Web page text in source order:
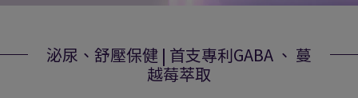
泌尿、舒壓保健 | 首支專利GABA 、 蔓
越莓萃取